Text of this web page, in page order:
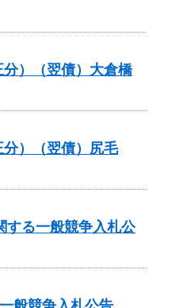
）（翌債）大倉橋
）（翌債）尻毛
する一般競争入札公